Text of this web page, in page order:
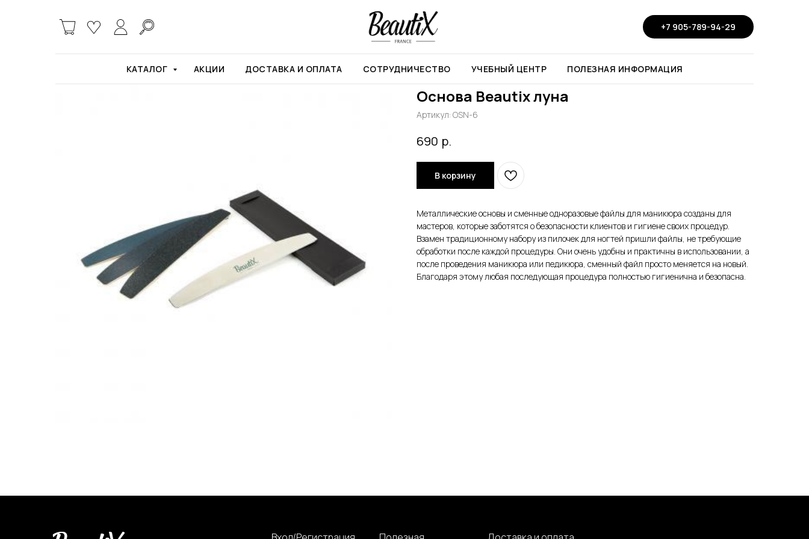
+7 905-789-94-29
КАТАЛОГ АКЦИИ ДОСТАВКА И ОПЛАТА СОТРУДНИЧЕСТВО УЧЕБНЫЙ ЦЕНТР ПОЛЕЗНАЯ ИНФОРМАЦИЯ
Основа Beautix луна
Артикул: OSN-6
690 р.
В корзину
Металлические основы и сменные одноразовые файлы для маникюра созданы для
мастеров, которые заботятся о безопасности клиентов и гигиене своих процедур.
Взамен традиционному набору из пилочек для ногтей пришли файлы, не требующие
обработки после каждой процедуры. Они очень удобны и практичны в использовании, а
после проведения маникюра или педикюра, сменный файл просто меняется на новый.
Благодаря этому любая последующая процедура полностью гигиенична и безопасна.